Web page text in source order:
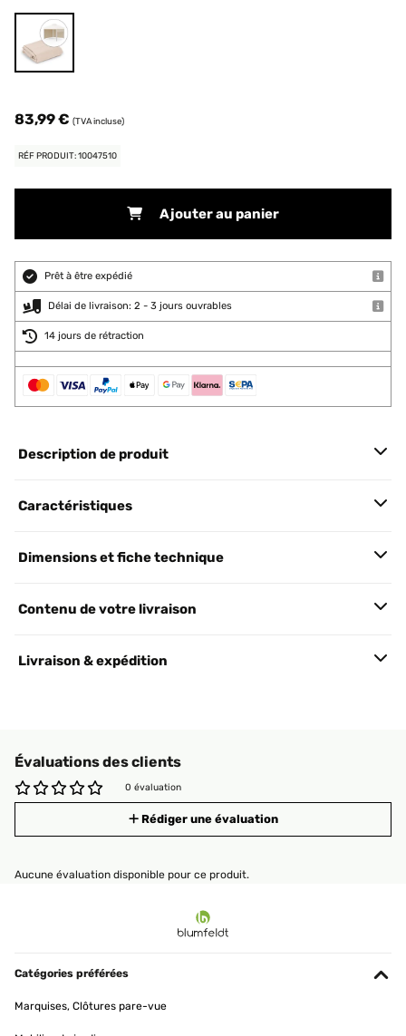
83,99 € (TVA incluse)
RÉF PRODUIT: 10047510
Ajouter au panier
Prêt à être expédié
Délai de livraison: 2 - 3 jours ouvrables
14 jours de rétraction
Description de produit
Caractéristiques
Dimensions et fiche technique
Contenu de votre livraison
Livraison & expédition
Évaluations des clients
0 évaluation
Rédiger une évaluation
Aucune évaluation disponible pour ce produit.
Catégories préférées
Marquises, Clôtures pare-vue